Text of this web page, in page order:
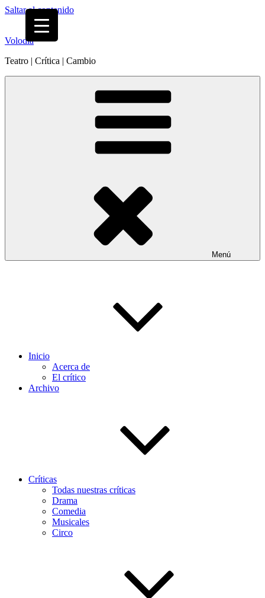
Saltar al contenido
Volodia
Teatro | Crítica | Cambio
Menú
Inicio
Acerca de
El crítico
Archivo
Críticas
Todas nuestras críticas
Drama
Comedia
Musicales
Circo